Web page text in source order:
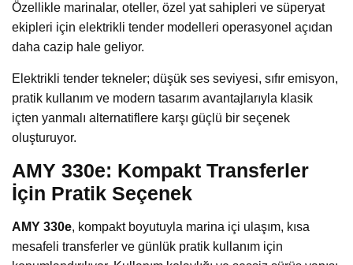
Özellikle marinalar, oteller, özel yat sahipleri ve süperyat
ekipleri için elektrikli tender modelleri operasyonel açıdan
daha cazip hale geliyor.
Elektrikli tender tekneler; düşük ses seviyesi, sıfır emisyon,
pratik kullanım ve modern tasarım avantajlarıyla klasik
içten yanmalı alternatiflere karşı güçlü bir seçenek
oluşturuyor.
AMY 330e: Kompakt Transferler
İçin Pratik Seçenek
AMY 330e, kompakt boyutuyla marina içi ulaşım, kısa
mesafeli transferler ve günlük pratik kullanım için